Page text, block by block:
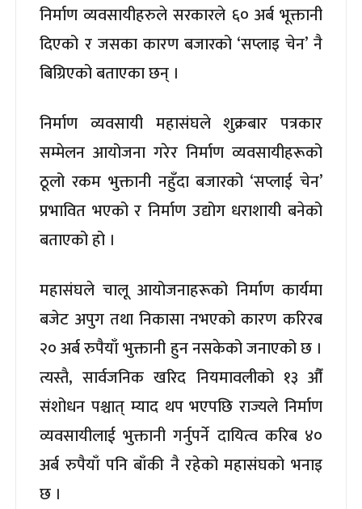
निर्माण व्यवसायीहरुले सरकारले ६० अर्ब भूक्तानी
दिएको र जसका कारण बजारको ‘सप्लाइ चेन’ नै
बिग्रिएको बताएका छन् ।
निर्माण व्यवसायी महासंघले शुक्रबार पत्रकार
सम्मेलन आयोजना गरेर निर्माण व्यवसायीहरूको
ठूलो रकम भुक्तानी नहुँदा बजारको ‘सप्लाई चेन’
प्रभावित भएको र निर्माण उद्योग धराशायी बनेको
बताएको हो ।
महासंघले चालू आयोजनाहरूको निर्माण कार्यमा
बजेट अपुग तथा निकासा नभएको कारण करिरब
२० अर्ब रुपैयाँ भुक्तानी हुन नसकेको जनाएको छ ।
त्यस्तै, सार्वजनिक खरिद नियमावलीको १३ औँ
संशोधन पश्चात् म्याद थप भएपछि राज्यले निर्माण
व्यवसायीलाई भुक्तानी गर्नुपर्ने दायित्व करिब ४०
अर्ब रुपैयाँ पनि बाँकी नै रहेको महासंघको भनाइ
छ ।